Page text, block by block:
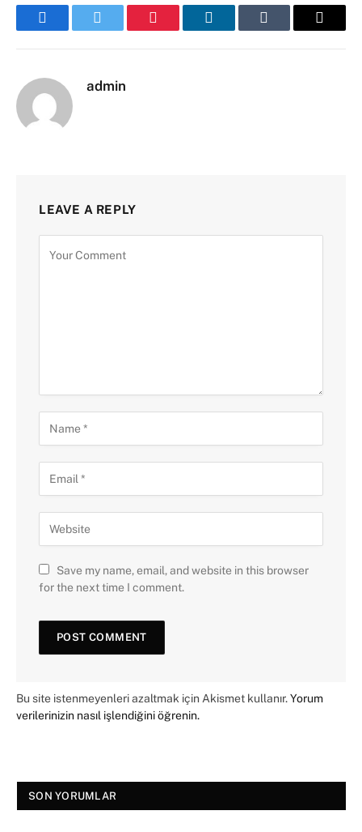
FacebookTwitter Pinterest LinkedInTumblr Email
admin
LEAVE A REPLY
Save my name, email, and website in this browser
for the next time I comment.
Bu site istenmeyenleri azaltmak için Akismet kullanır.Yorum
verilerinizin nasıl işlendiğini öğrenin.
SON YORUMLAR